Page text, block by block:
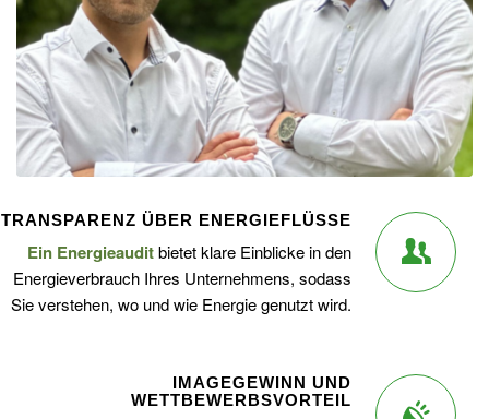
TRANSPARENZ ÜBER ENERGIEFLÜSSE
Ein Energieauditbietet klare Einblicke in den
Energieverbrauch Ihres Unternehmens, sodass
Sie verstehen, wo und wie Energie genutzt wird.
IMAGEGEWINN UND
WETTBEWERBSVORTEIL